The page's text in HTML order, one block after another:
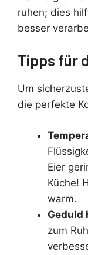
ruhen; dies
besser
Tipps für
Um
die perfekte
Eier
Küche!
warm.
Geduld
zum